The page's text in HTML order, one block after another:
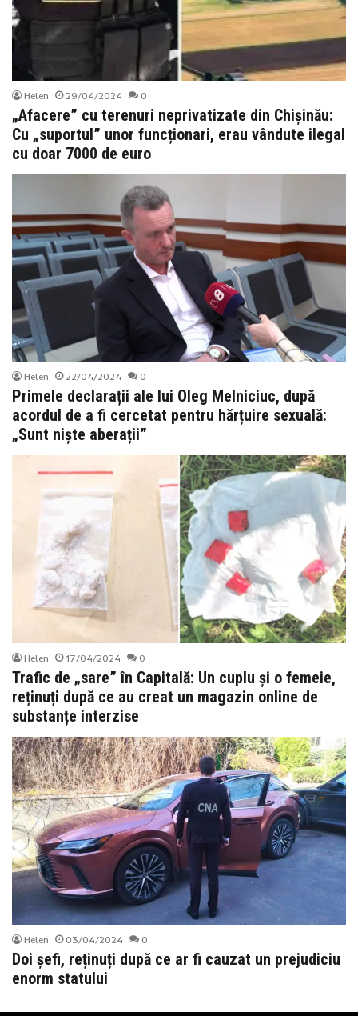
Helen 29/04/2024 0
„Afacere” cu terenuri neprivatizate din Chișinău:
Cu „suportul” unor funcționari, erau vândute ilegal
cu doar 7000 de euro
Helen 22/04/2024 0
Primele declarații ale lui Oleg Melniciuc, după
acordul de a fi cercetat pentru hărțuire sexuală:
„Sunt niște aberații”
Helen 17/04/2024 0
Trafic de „sare” în Capitală: Un cuplu și o femeie,
reținuți după ce au creat un magazin online de
substanțe interzise
Helen 03/04/2024 0
Doi șefi, reținuți după ce ar fi cauzat un prejudiciu
enorm statului